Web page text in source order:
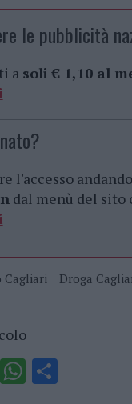
le pubblicità
a soli € 1,10 al
l'accesso
dal menù del sito
Cagliari
Droga
WS